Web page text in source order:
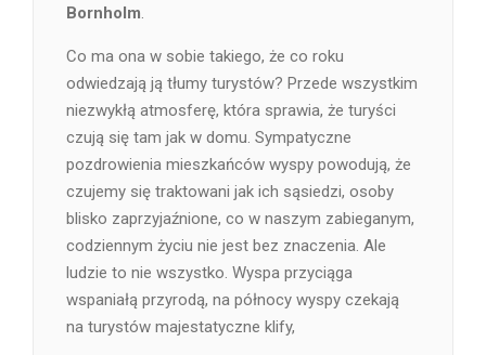
Bornholm.
Co ma ona w sobie takiego, że co roku
odwiedzają ją tłumy turystów? Przede wszystkim
niezwykłą atmosferę, która sprawia, że turyści
czują się tam jak w domu. Sympatyczne
pozdrowienia mieszkańców wyspy powodują, że
czujemy się traktowani jak ich sąsiedzi, osoby
blisko zaprzyjaźnione, co w naszym zabieganym,
codziennym życiu nie jest bez znaczenia. Ale
ludzie to nie wszystko. Wyspa przyciąga
wspaniałą przyrodą, na północy wyspy czekają
na turystów majestatyczne klify,